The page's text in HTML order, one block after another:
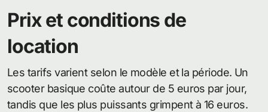
Prix et conditions de
location
Les tarifs varient selon le modèle et la période. Un
scooter basique coûte autour de 5 euros par jour,
tandis que les plus puissants grimpent à 16 euros.